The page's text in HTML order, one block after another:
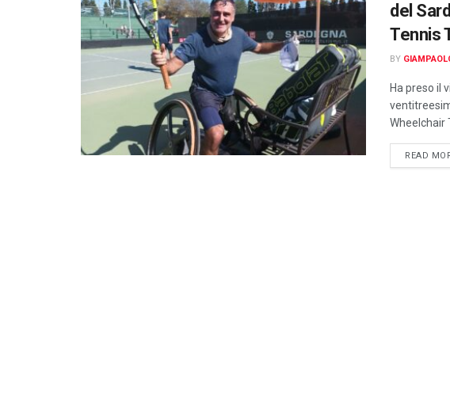
del
Tennis
BY
Ha preso il
Wheelchair
READ